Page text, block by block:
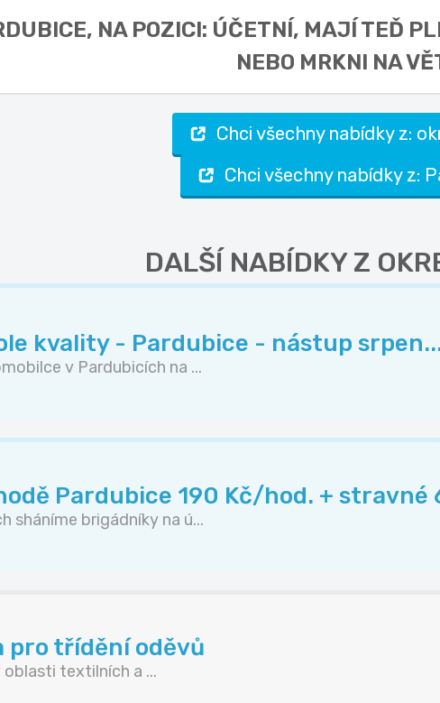
NA POZICI: ÚČETNÍ, MAJÍ TEĎ
NEBO MRKNI NA
Chci všechny nabídky z:
Chci všechny nabídky z:
DALŠÍ NABÍDKY Z
kvality - Pardubice - nástup
v Pardubicích na ...
Pardubice 190 Kč/hod. + stravné
sháníme brigádníky na ú...
pro třídění oděvů
oblasti textilních a ...